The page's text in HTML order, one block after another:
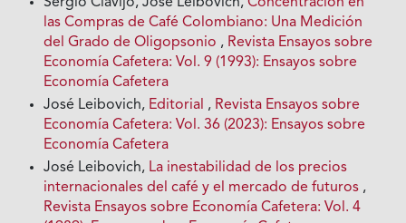
las Compras de Café Colombiano: Una Medición
del Grado de Oligopsonio , Revista Ensayos sobre
Economía Cafetera: Vol. 9 (1993): Ensayos sobre
Economía Cafetera
José Leibovich, Editorial , Revista Ensayos sobre
Economía Cafetera: Vol. 36 (2023): Ensayos sobre
Economía Cafetera
José Leibovich, La inestabilidad de los precios
internacionales del café y el mercado de futuros ,
Revista Ensayos sobre Economía Cafetera: Vol. 4